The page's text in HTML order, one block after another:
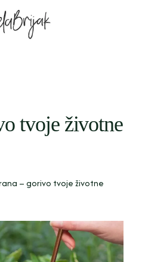
tvoje životne
– gorivo tvoje životne